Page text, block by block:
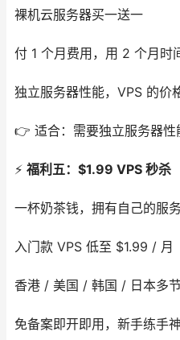
裸机云服务器买一送一
付 1 个月费用，用 2 个月时
独立服务器性能，VPS 的价
👉 适合：需要独立服务器性
⚡ 福利五：$1.99 VPS 秒杀
一杯奶茶钱，拥有自己的服务
入门款 VPS 低至 $1.99 / 月
香港 / 美国 / 韩国 / 日本多
免备案即开即用，新手练手